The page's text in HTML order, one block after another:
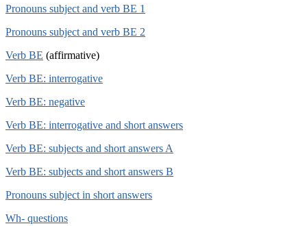
Pronouns subject and verb BE 1
Pronouns subject and verb BE 2
Verb BE (affirmative)
Verb BE: interrogative
Verb BE: negative
Verb BE: interrogative and short answers
Verb BE: subjects and short answers A
Verb BE: subjects and short answers B
Pronouns subject in short answers
Wh- questions